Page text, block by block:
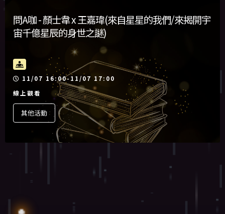
問A咖 - 顏士韋 x 王嘉瑋(來自星星的我們/來揭開宇
宙千億星辰的身世之謎)
活動時間
11/07 16:00-11/07 17:00
線上觀看
其他活動